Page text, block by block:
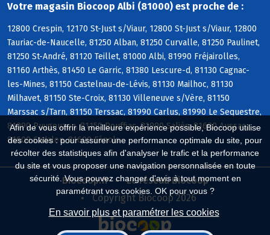
Afin de vous offrir la meilleure expérience possible, Biocoop utilise
des cookies : pour assurer une performance optimale du site, pour
récolter des statistiques afin d'analyser le trafic et la performance
du site et vous proposer une navigation personnalisée en toute
sécurité. Vous pouvez changer d'avis à tout moment en
paramétrant vos cookies. OK pour vous ?
En savoir plus et paramétrer les cookies
Votre magasin Biocoop Albi (81000) est proche de :
12800 Crespin, 12170 St-Just s/Viaur, 12800 St-Just s/Viaur, 12800
Tauriac-de-Naucelle, 81250 Alban, 81250 Curvalle, 81250 Paulinet,
81250 St-André, 81120 Teillet, 81000 Albi, 81990 Fréjairolles,
81160 Arthès, 81450 Le Garric, 81380 Lescure-d, 81130 Cagnac-
les-Mines, 81150 Castelnau-de-Lévis, 81130 Mailhoc, 81130
Milhavet, 81150 Ste-Croix, 81130 Villeneuve s/Vère, 81150
Marssac s/Tarn, 81150 Terssac, 81990 Carlus, 81990 Le Sequestre,
81990 Puygouzon, 81150 Rouffiac, 81990 Saliès, 81600 Aussac,
81600 Cadalen, 81600 Fénols
Biocoop.fr
Le réseau Biocoop
Copyright Biocoop 2026